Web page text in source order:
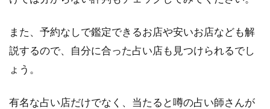
また、予約なしで鑑定できるお店や安いお店なども解
説するので、自分に合った占い店も見つけられるでし
ょう。
有名な占い店だけでなく、当たると噂の占い師さんが